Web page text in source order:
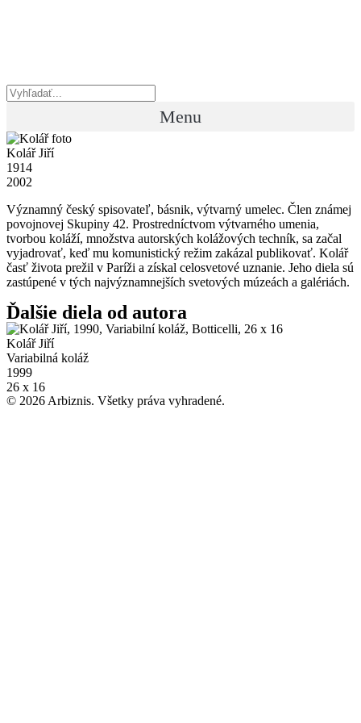
Menu
Kolář Jiří
1914
2002
Významný český spisovateľ, básnik, výtvarný umelec. Člen známej
povojnovej Skupiny 42. Prostredníctvom výtvarného umenia,
tvorbou koláží, množstva autorských kolážových techník, sa začal
vyjadrovať, keď mu komunistický režim zakázal publikovať. Kolář
časť života prežil v Paríži a získal celosvetové uznanie. Jeho diela sú
zastúpené v tých najvýznamnejších svetových múzeách a galériách.
Ďalšie diela od autora
Kolář Jiří
Variabilná koláž
1999
26 x 16
© 2026 Arbiznis. Všetky práva vyhradené.